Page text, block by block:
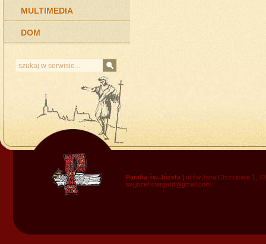
MULTIMEDIA
DOM
Parafia św.Józefa | ul.św.Jana Chrzciciela 1,
sw.jozef.stargard@gmail.com